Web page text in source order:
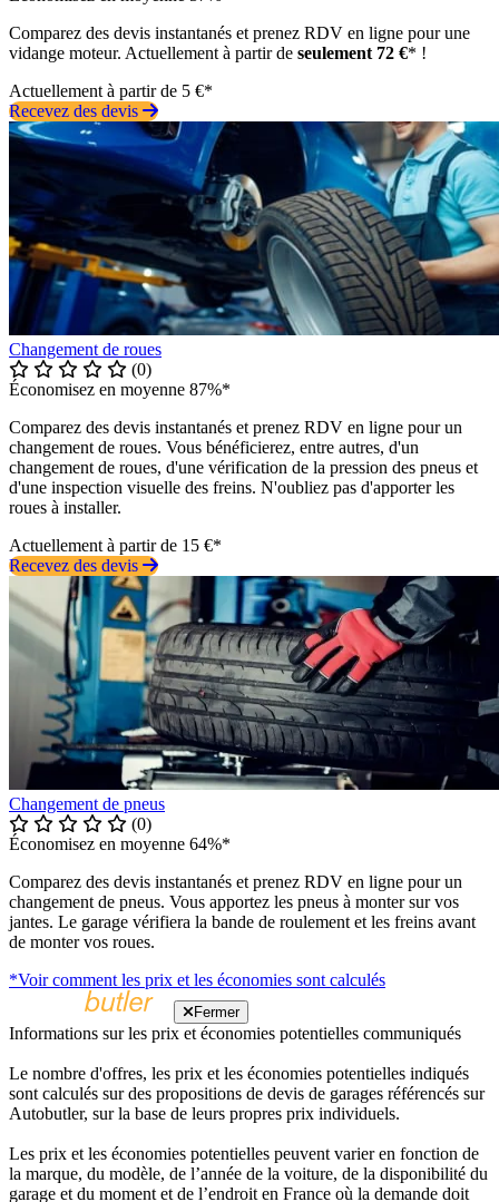
Comparez des devis instantanés et prenez RDV en ligne pour une
vidange moteur. Actuellement à partir de seulement 72 €* !
Actuellement à partir de 5 €*
Recevez des devis
Changement de roues
(0)
Économisez en moyenne 87%*
Comparez des devis instantanés et prenez RDV en ligne pour un
changement de roues. Vous bénéficierez, entre autres, d'un
changement de roues, d'une vérification de la pression des pneus et
d'une inspection visuelle des freins. N'oubliez pas d'apporter les
roues à installer.
Actuellement à partir de 15 €*
Recevez des devis
Changement de pneus
(0)
Économisez en moyenne 64%*
Comparez des devis instantanés et prenez RDV en ligne pour un
changement de pneus. Vous apportez les pneus à monter sur vos
jantes. Le garage vérifiera la bande de roulement et les freins avant
de monter vos roues.
*Voir comment les prix et les économies sont calculés
Fermer
Informations sur les prix et économies potentielles communiqués
Le nombre d'offres, les prix et les économies potentielles indiqués
sont calculés sur des propositions de devis de garages référencés sur
Autobutler, sur la base de leurs propres prix individuels.
Les prix et les économies potentielles peuvent varier en fonction de
la marque, du modèle, de l’année de la voiture, de la disponibilité du
garage et du moment et de l’endroit en France où la demande doit